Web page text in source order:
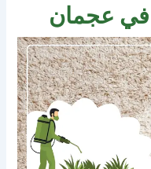
عجمان